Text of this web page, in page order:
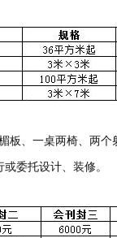
、一桌两椅、两个
委托设计、装修。